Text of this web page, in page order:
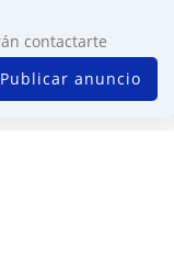
contactarte
Publicar anuncio